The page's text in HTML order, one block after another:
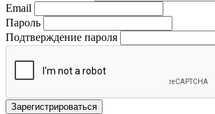
Email
Пароль
Подтверждение пароля